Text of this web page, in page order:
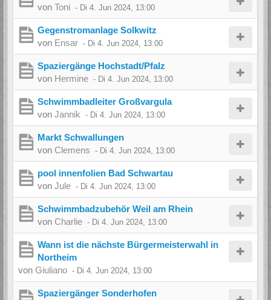
von Toni - Di 4. Jun 2024, 13:00
Gegenstromanlage Solkwitz
von Ensar - Di 4. Jun 2024, 13:00
Spaziergänge Hochstadt/Pfalz
von Hermine - Di 4. Jun 2024, 13:00
Schwimmbadleiter Großvargula
von Jannik - Di 4. Jun 2024, 13:00
Markt Schwallungen
von Clemens - Di 4. Jun 2024, 13:00
pool innenfolien Bad Schwartau
von Jule - Di 4. Jun 2024, 13:00
Schwimmbadzubehör Weil am Rhein
von Charlie - Di 4. Jun 2024, 13:00
Wann ist die nächste Bürgermeisterwahl in
Northeim
von Giuliano - Di 4. Jun 2024, 13:00
Spaziergänger Sonderhofen